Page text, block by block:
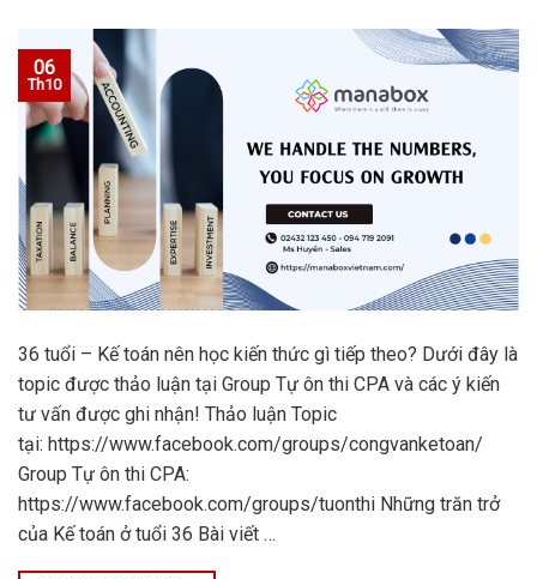
06
Th10
36 tuổi – Kế toán nên học kiến thức gì tiếp theo? Dưới đây là
topic được thảo luận tại Group Tự ôn thi CPA và các ý kiến
tư vấn được ghi nhận! Thảo luận Topic
tại: https://www.facebook.com/groups/congvanketoan/
Group Tự ôn thi CPA:
https://www.facebook.com/groups/tuonthi Những trăn trở
của Kế toán ở tuổi 36 Bài viết …